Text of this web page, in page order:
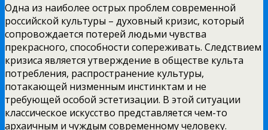
Одна из наиболее острых проблем современной
российской культуры – духовный кризис, который
сопровождается потерей людьми чувства
прекрасного, способности сопереживать. Следствием
кризиса является утверждение в обществе культа
потребления, распространение культуры,
потакающей низменным инстинктам и не
требующей особой эстетизации. В этой ситуации
классическое искусство представляется чем-то
архаичным и чуждым современному человеку.